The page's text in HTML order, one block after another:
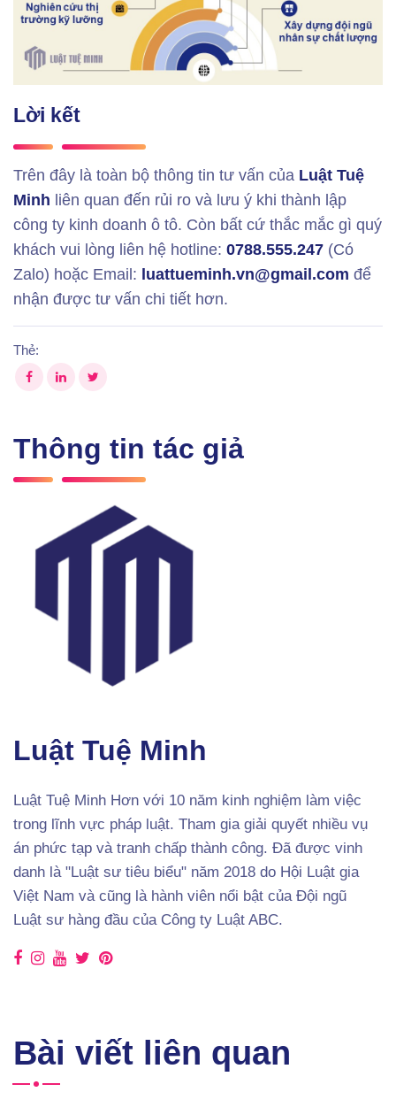
Lời kết
Trên đây là toàn bộ thông tin tư vấn của Luật Tuệ
Minh liên quan đến rủi ro và lưu ý khi thành lập
công ty kinh doanh ô tô. Còn bất cứ thắc mắc gì quý
khách vui lòng liên hệ hotline: 0788.555.247 (Có
Zalo) hoặc Email: luattueminh.vn@gmail.com để
nhận được tư vấn chi tiết hơn.
Thẻ:
Thông tin tác giả
Luật Tuệ Minh
Luật Tuệ Minh Hơn với 10 năm kinh nghiệm làm việc
trong lĩnh vực pháp luật. Tham gia giải quyết nhiều vụ
án phức tạp và tranh chấp thành công. Đã được vinh
danh là "Luật sư tiêu biểu" năm 2018 do Hội Luật gia
Việt Nam và cũng là hành viên nổi bật của Đội ngũ
Luật sư hàng đầu của Công ty Luật ABC.
Bài viết liên quan